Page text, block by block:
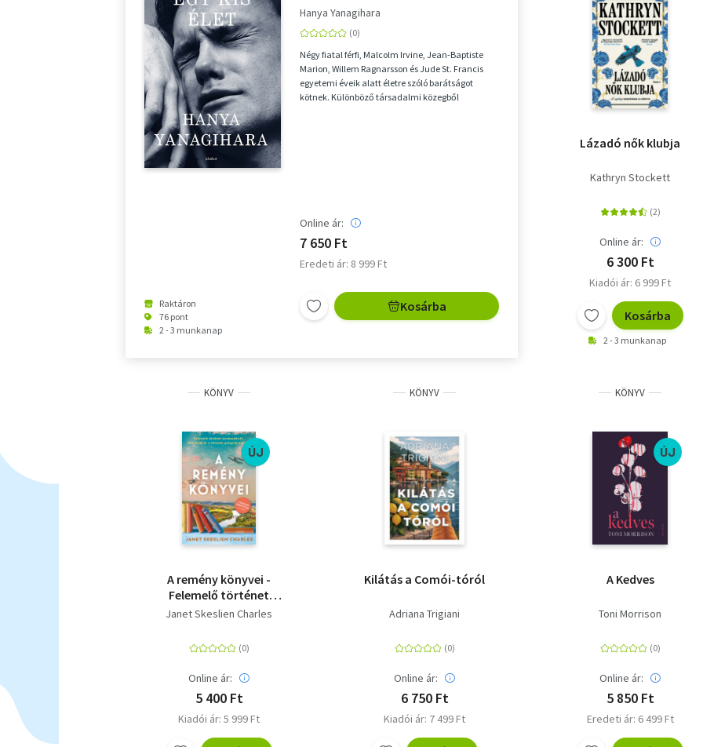
Raktáron
76 pont
2 - 3 munkanap
Hanya Yanagihara
Négy fiatal férfi, Malcolm Irvine, Jean-Baptiste
Marion, Willem Ragnarsson és Jude St. Francis
egyetemi éveik alatt életre szóló barátságot
kötnek. Különböző társadalmi közegből
Online ár:
7 650 Ft
Eredeti ár: 8 999 Ft
Kosárba
Lázadó nők klubja
Kathryn Stockett
Online ár:
6 300 Ft
Kiadói ár: 6 999 Ft
Kosárba
2 - 3 munkanap
KÖNYV
ÚJ
A remény könyvei -
Felemelő történet
újrakezdésről,
könyvek gyógyító
erejéről
Janet Skeslien Charles
Online ár:
5 400 Ft
Kiadói ár: 5 999 Ft
KÖNYV
Kilátás a Comói-tóról
Adriana Trigiani
Online ár:
6 750 Ft
Kiadói ár: 7 499 Ft
KÖNYV
ÚJ
A Kedves
Toni Morrison
Online ár:
5 850 Ft
Eredeti ár: 6 499 Ft